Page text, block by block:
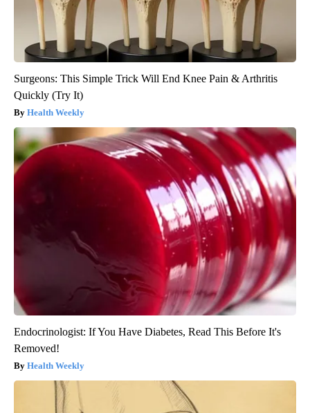
Surgeons: This Simple Trick Will End Knee Pain & Arthritis
Quickly (Try It)
Health Weekly
Endocrinologist: If You Have Diabetes, Read This Before It's
Removed!
Health Weekly